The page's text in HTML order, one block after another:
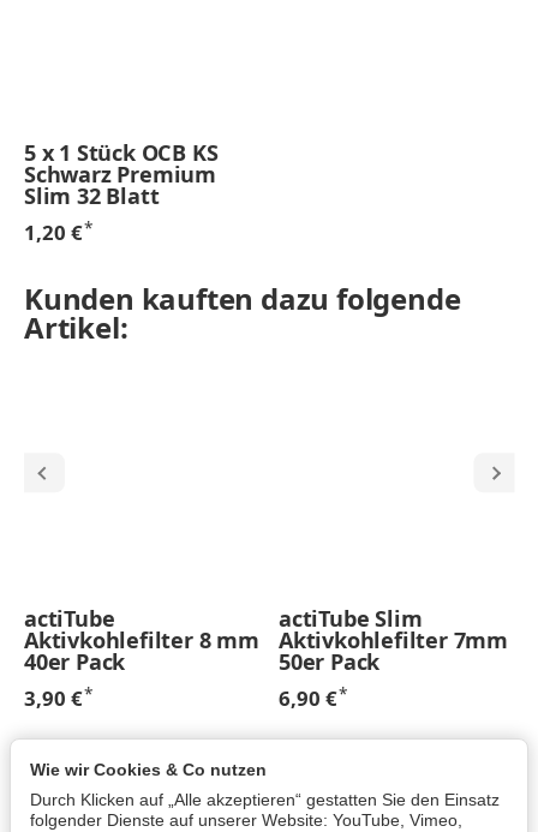
5 x 1 Stück OCB KS
Schwarz Premium
Slim 32 Blatt
1,20 €*
Kunden kauften dazu folgende
Artikel:
actiTube
Aktivkohlefilter 8 mm
40er Pack
3,90 €*
actiTube Slim
Aktivkohlefilter 7mm
50er Pack
6,90 €*
Informationen
Wie wir Cookies & Co nutzen
Durch Klicken auf „Alle akzeptieren“ gestatten Sie den Einsatz
folgender Dienste auf unserer Website: YouTube, Vimeo,